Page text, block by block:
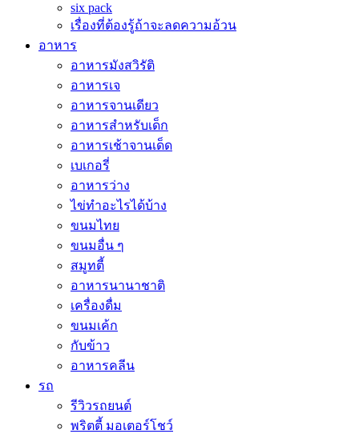
six pack
เรื่องที่ต้องรู้ถ้าจะลดความอ้วน
อาหาร
อาหารมังสวิรัติ
อาหารเจ
อาหารจานเดียว
อาหารสำหรับเด็ก
อาหารเช้าจานเด็ด
เบเกอรี่
อาหารว่าง
ไข่ทำอะไรได้บ้าง
ขนมไทย
ขนมอื่น ๆ
สมูทตี้
อาหารนานาชาติ
เครื่องดื่ม
ขนมเค้ก
กับข้าว
อาหารคลีน
รถ
รีวิวรถยนต์
พริตตี้ มอเตอร์โชว์